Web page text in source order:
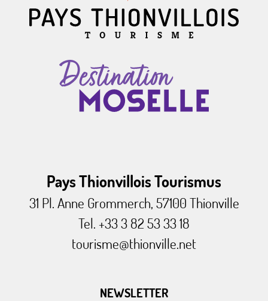
Pays Thionvillois Tourismus
31 Pl. Anne Grommerch, 57100 Thionville
Tel. +33 3 82 53 33 18
tourisme@thionville.net
NEWSLETTER